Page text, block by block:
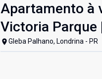
Apartamento à
Victoria Parque
Gleba Palhano, Londrina - PR